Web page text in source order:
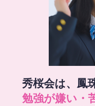
秀桜会は、鳳
勉強が嫌い・